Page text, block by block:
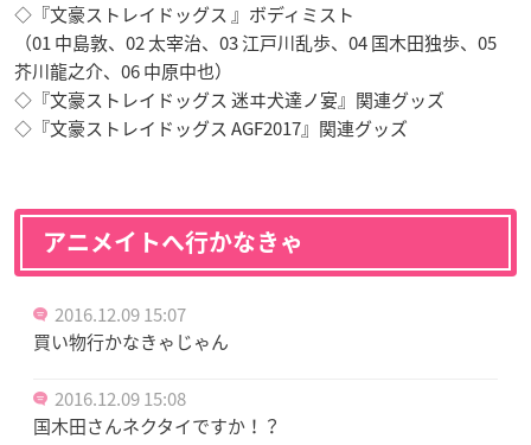
◇『文豪ストレイドッグス 』ボディミスト
（01 中島敦、02 太宰治、03 江戸川乱歩、04 国木田独歩、05
芥川龍之介、06 中原中也）
◇『文豪ストレイドッグス 迷ヰ犬達ノ宴』関連グッズ
◇『文豪ストレイドッグス AGF2017』関連グッズ
アニメイトへ行かなきゃ
2016.12.09 15:07
買い物行かなきゃじゃん
2016.12.09 15:08
国木田さんネクタイですか！？